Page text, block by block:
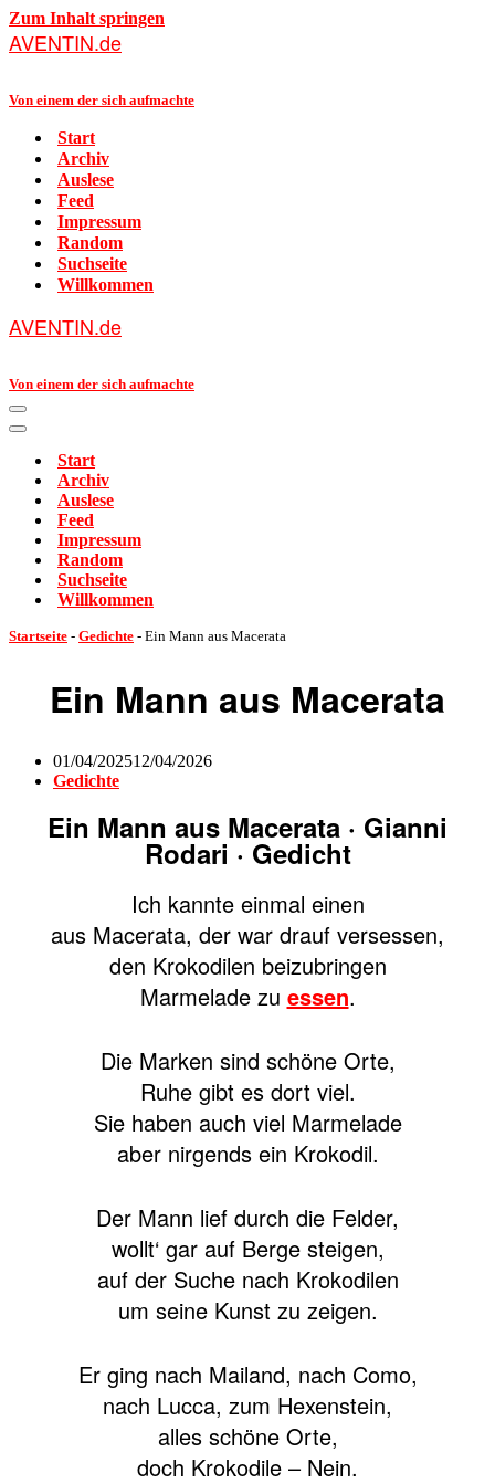
Zum Inhalt springen
AVENTIN.de
Von einem der sich aufmachte
Start
Archiv
Auslese
Feed
Impressum
Random
Suchseite
Willkommen
AVENTIN.de
Von einem der sich aufmachte
Navigationsmenü
Navigationsmenü
Start
Archiv
Auslese
Feed
Impressum
Random
Suchseite
Willkommen
Startseite - Gedichte - Ein Mann aus Macerata
Ein Mann aus Macerata
01/04/202512/04/2026
Gedichte
Ein Mann aus Macerata · Gianni
Rodari · Gedicht
Ich kannte einmal einen
aus Macerata, der war drauf versessen,
den Krokodilen beizubringen
Marmelade zu essen.
Die Marken sind schöne Orte,
Ruhe gibt es dort viel.
Sie haben auch viel Marmelade
aber nirgends ein Krokodil.
Der Mann lief durch die Felder,
wollt‘ gar auf Berge steigen,
auf der Suche nach Krokodilen
um seine Kunst zu zeigen.
Er ging nach Mailand, nach Como,
nach Lucca, zum Hexenstein,
alles schöne Orte,
doch Krokodile – Nein.